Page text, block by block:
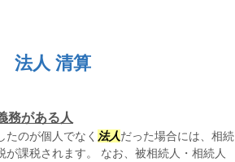
法人 清算
務がある人
たのが個人でなく 法人だった場合には、相続
が課税されます。 なお、被相続人・相続人